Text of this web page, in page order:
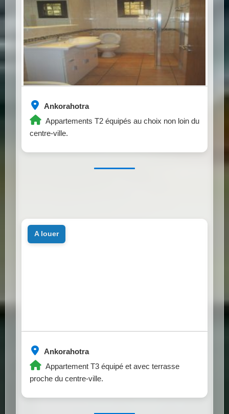
Ankorahotra
Appartements T2 équipés au choix non loin du
centre-ville.
Ankorahotra
Appartement T3 équipé et avec terrasse
proche du centre-ville.
a louer